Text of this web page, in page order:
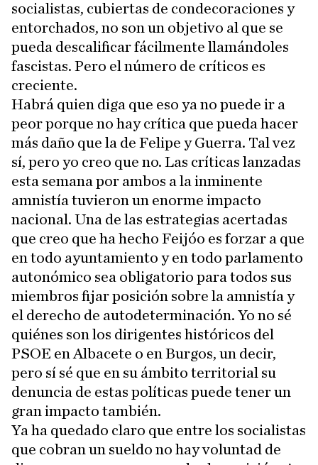
socialistas, cubiertas de condecoraciones y
entorchados, no son un objetivo al que se
pueda descalificar fácilmente llamándoles
fascistas. Pero el número de críticos es
creciente.
Habrá quien diga que eso ya no puede ir a
peor porque no hay crítica que pueda hacer
más daño que la de Felipe y Guerra. Tal vez
sí, pero yo creo que no. Las críticas lanzadas
esta semana por ambos a la inminente
amnistía tuvieron un enorme impacto
nacional. Una de las estrategias acertadas
que creo que ha hecho Feijóo es forzar a que
en todo ayuntamiento y en todo parlamento
autonómico sea obligatorio para todos sus
miembros fijar posición sobre la amnistía y
el derecho de autodeterminación. Yo no sé
quiénes son los dirigentes históricos del
PSOE en Albacete o en Burgos, un decir,
pero sí sé que en su ámbito territorial su
denuncia de estas políticas puede tener un
gran impacto también.
Ya ha quedado claro que entre los socialistas
que cobran un sueldo no hay voluntad de